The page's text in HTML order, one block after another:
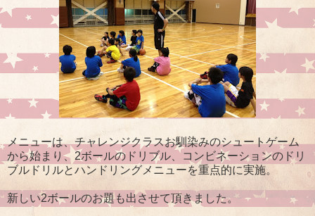
メニューは、チャレンジクラスお馴染みのシュートゲーム
から始まり、2ボールのドリブル、コンビネーションのドリ
ブルドリルとハンドリングメニューを重点的に実施。
新しい2ボールのお題も出させて頂きました。